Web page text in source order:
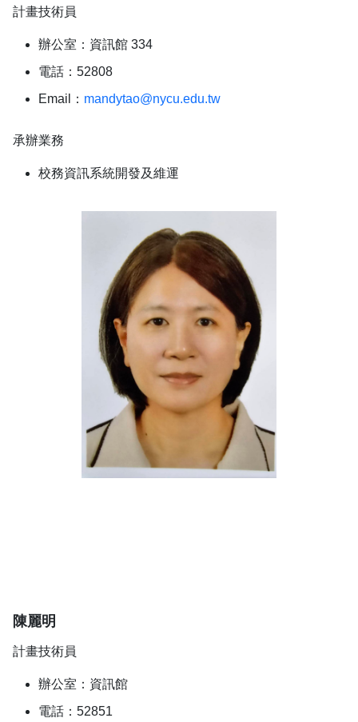
計畫技術員
辦公室：資訊館 334
電話：52808
Email： mandytao@nycu.edu.tw
承辦業務
校務資訊系統開發及維運
陳麗明
計畫技術員
辦公室：資訊館
電話：52851